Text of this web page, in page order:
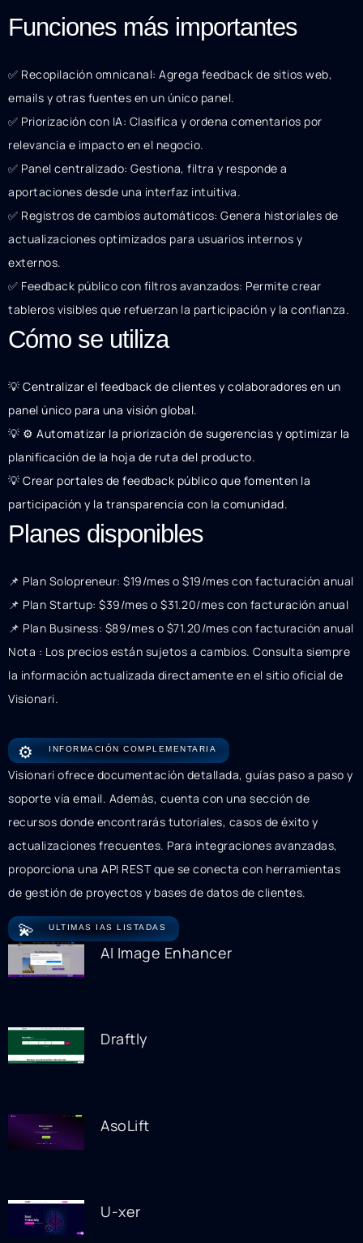
Funciones más importantes
✅ Recopilación omnicanal: Agrega feedback de sitios web,
emails y otras fuentes en un único panel.
✅ Priorización con IA: Clasifica y ordena comentarios por
relevancia e impacto en el negocio.
✅ Panel centralizado: Gestiona, filtra y responde a
aportaciones desde una interfaz intuitiva.
✅ Registros de cambios automáticos: Genera historiales de
actualizaciones optimizados para usuarios internos y
externos.
✅ Feedback público con filtros avanzados: Permite crear
tableros visibles que refuerzan la participación y la confianza.
Cómo se utiliza
💡 Centralizar el feedback de clientes y colaboradores en un
panel único para una visión global.
💡 ⚙️ Automatizar la priorización de sugerencias y optimizar la
planificación de la hoja de ruta del producto.
💡 Crear portales de feedback público que fomenten la
participación y la transparencia con la comunidad.
Planes disponibles
📌 Plan Solopreneur: $19/mes o $19/mes con facturación anual
📌 Plan Startup: $39/mes o $31.20/mes con facturación anual
📌 Plan Business: $89/mes o $71.20/mes con facturación anual
Nota : Los precios están sujetos a cambios. Consulta siempre
la información actualizada directamente en el sitio oficial de
Visionari.
⚙️ INFORMACIÓN COMPLEMENTARIA
Visionari ofrece documentación detallada, guías paso a paso y
soporte vía email. Además, cuenta con una sección de
recursos donde encontrarás tutoriales, casos de éxito y
actualizaciones frecuentes. Para integraciones avanzadas,
proporciona una API REST que se conecta con herramientas
de gestión de proyectos y bases de datos de clientes.
💫 ULTIMAS IAS LISTADAS
AI Image Enhancer
Draftly
AsoLift
U-xer